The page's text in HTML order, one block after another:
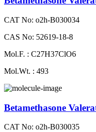
CAT No: o2h-B030034
CAS No: 52619-18-8
Mol.F. : C27H37ClO6
Mol.Wt. : 493
Betamethasone
CAT No: o2h-B030035